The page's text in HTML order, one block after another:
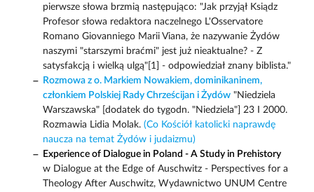
pierwsze słowa brzmią następująco: "Jak przyjął Ksiądz
Profesor słowa redaktora naczelnego L'Osservatore
Romano Giovanniego Marii Viana, że nazywanie Żydów
naszymi "starszymi braćmi" jest już nieaktualne? - Z
satysfakcją i wielką ulgą"[1] - odpowiedział znany biblista."
Rozmowa z o. Markiem Nowakiem, dominikaninem,
członkiem Polskiej Rady Chrześcijan i Żydów"Niedziela
Warszawska" [dodatek do tygodn. "Niedziela"] 23 I 2000.
Rozmawia Lidia Molak. (Co Kościół katolicki naprawdę
naucza na temat Żydów i judaizmu)
Experience of Dialogue in Poland - A Study in Prehistory
w Dialogue at the Edge of Auschwitz - Perspectives for a
Theology After Auschwitz, Wydawnictwo UNUM Centre